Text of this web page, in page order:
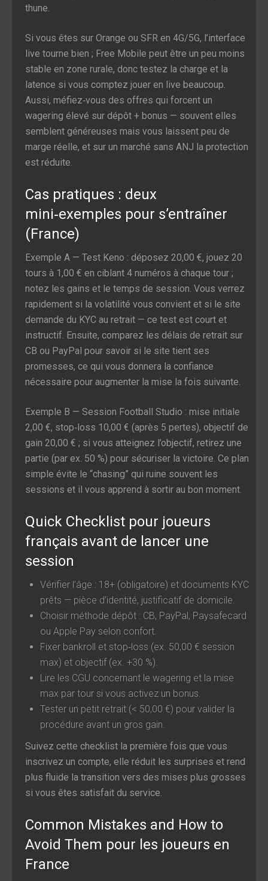
thune.
Si vous êtes sur Orange ou SFR en 4G/5G, l’interface
live tourne bien ; Free Mobile peut être un peu moins
stable en zone rurale, donc testez la charge et la
latence si vous comptez jouer en live beaucoup.
Aussi, méfiez‑vous des offres qui forcent un
wagering élevé sur dépôt + bonus — souvent elles
semblent généreuses mais vous laissent peu de
marge réelle, et sur un marché sans ANJ la protection
est réduite.
Cas pratiques : deux
mini‑exemples pour s’entraîner
(France)
Exemple A — Test Keno : déposez 20,00 €, jouez 20
tours à 1,00 € en ciblant 4 numéros à chaque tour ;
notez les gains et le temps de session. Vous verrez
rapidement si la volatilité vous convient et si le site
demande du KYC au retrait — ce test est court et
instructif. Ensuite, comparez les délais de retrait sur
CB ou PayPal pour savoir si le site tient ses
promesses, ce qui vous donnera la confiance
nécessaire pour augmenter la mise la fois suivante.
Exemple B — Session Football Studio : mise initiale
2,00 €, stop‑loss 10,00 € (après 5 pertes), objectif de
gain 20,00 € ; si vous atteignez l’objectif, retirez une
partie (par ex. 50 %) pour sécuriser la victoire. Ce plan
simple évite le “chasing” qui ruine souvent les
sessions et il vous apprend à sortir au bon moment.
Quick Checklist pour joueurs
français avant de lancer une
session
Vérifier l’âge : 18+ (obligatoire) et documents KYC
prêts — pièce d’identité, justificatif de domicile.
Choisir méthode dépôt : CB, PayPal, Paysafecard
ou Apple Pay selon confort.
Fixer bankroll et stop‑loss (ex. 50,00 € session
max) et objectif (ex. +30 %).
Lire les CGU concernant le wagering et la mise
max par tour si vous activez un bonus.
Tester un petit retrait (< 50,00 €) pour valider la
procédure avant un gros gain.
Suivez cette checklist la première fois que vous
inscrivez un compte, elle réduit les surprises et rend
plus fluide la transition vers des mises plus grosses
si vous êtes satisfait du service.
Common Mistakes and How to
Avoid Them pour les joueurs en
France